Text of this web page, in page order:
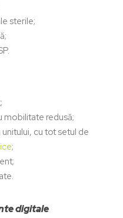
sterile;
mobilitate redusă;
cu tot setul de
;
digitale